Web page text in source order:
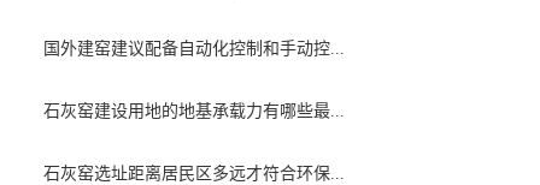
国外建窑建议配备自动化控制和手动控...
石灰窑建设用地的地基承载力有哪些最...
石灰窑选址距离居民区多远才符合环保...